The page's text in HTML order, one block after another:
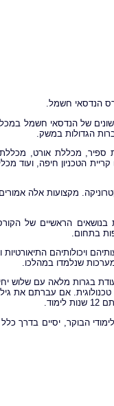
הנדסאי חשמל.
של הנדסאי חשמל
הגדולות במשק.
ספיר, מכללת אורט,
הטכניון חיפה, ועוד
מקצועות אלה
הראשיים של
בתחום.
ויכולותיהם
שנלמדו במהלכו.
בגרות מלאה עם שלוש
הבוקר, יסיים בדרך